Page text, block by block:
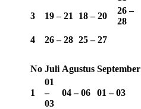
3
19 – 21 18 – 20
26 –
28
4
26 – 28 25 – 27
No Juli Agustus September
1
01
–
03
04 – 06 01 – 03